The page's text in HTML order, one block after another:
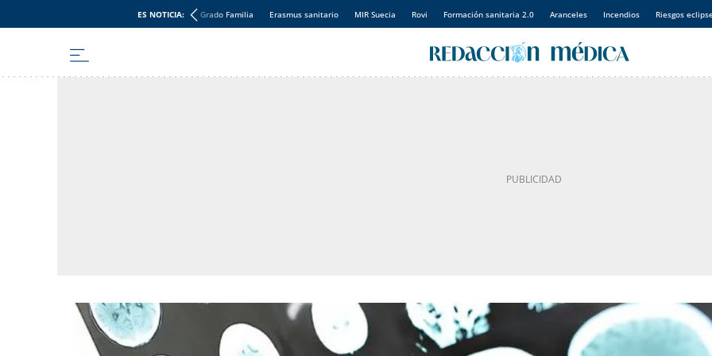
ES NOTICIA: Grado Familia Erasmus sanitario MIR Suecia Rovi Formación sanitaria 2.0 Aranceles Incendios Riesgos